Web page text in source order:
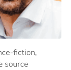
fiction,
source